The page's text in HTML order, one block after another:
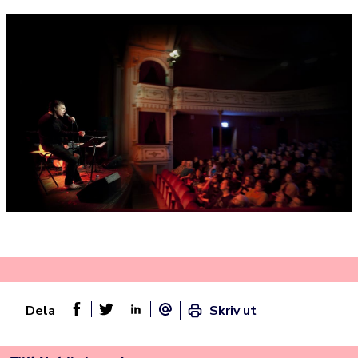
Dela
Dela sidan på Facebook
E-post
Skriv ut